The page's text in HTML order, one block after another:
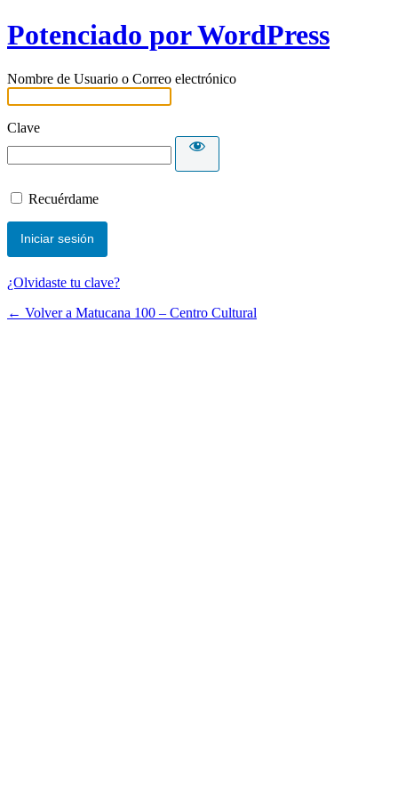
Potenciado por WordPress
Nombre de Usuario o Correo electrónico
Clave
Recuérdame
¿Olvidaste tu clave?
← Volver a Matucana 100 – Centro Cultural